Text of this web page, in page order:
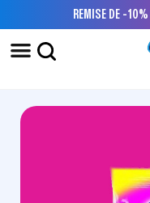
REMISE DE -10%